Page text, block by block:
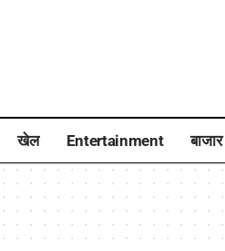
खेल Entertainment बाजार